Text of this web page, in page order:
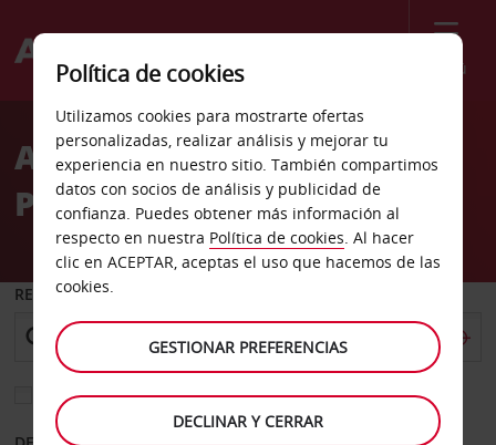
Menú
Welcome
AvisAlquiler de coches en La
Palma
RECOGER EN
Elegir otra oficina de devolución
Política de cookies
Utilizamos cookies para mostrarte ofertas
personalizadas, realizar análisis y mejorar tu
experiencia en nuestro sitio. También compartimos
datos con socios de análisis y publicidad de
confianza. Puedes obtener más información al
respecto en nuestra Política de cookies. Al hacer
clic en ACEPTAR, aceptas el uso que hacemos de las
cookies.
GESTIONAR PREFERENCIAS
DECLINAR Y CERRAR